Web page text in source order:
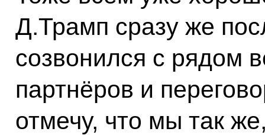
Д.Трамп сразу же
созвонился с рядом
партнёров и
отмечу, что мы так